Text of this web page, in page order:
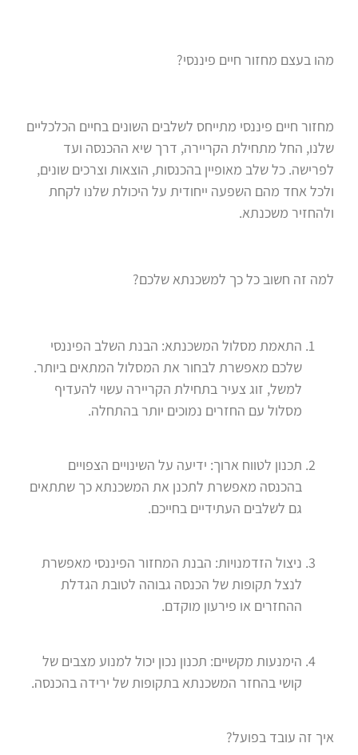
מהו בעצם מחזור חיים פיננסי?
מחזור חיים פיננסי מתייחס לשלבים השונים בחיים הכלכליים
שלנו, החל מתחילת הקריירה, דרך שיא ההכנסה ועד
לפרישה. כל שלב מאופיין בהכנסות, הוצאות וצרכים שונים,
ולכל אחד מהם השפעה ייחודית על היכולת שלנו לקחת
ולהחזיר משכנתא.
למה זה חשוב כל כך למשכנתא שלכם?
התאמת מסלול המשכנתא: הבנת השלב הפיננסי
שלכם מאפשרת לבחור את המסלול המתאים ביותר.
למשל, זוג צעיר בתחילת הקריירה עשוי להעדיף
מסלול עם החזרים נמוכים יותר בהתחלה.
תכנון לטווח ארוך: ידיעה על השינויים הצפויים
בהכנסה מאפשרת לתכנן את המשכנתא כך שתתאים
גם לשלבים העתידיים בחייכם.
ניצול הזדמנויות: הבנת המחזור הפיננסי מאפשרת
לנצל תקופות של הכנסה גבוהה לטובת הגדלת
ההחזרים או פירעון מוקדם.
הימנעות מקשיים: תכנון נכון יכול למנוע מצבים של
קושי בהחזר המשכנתא בתקופות של ירידה בהכנסה.
איך זה עובד בפועל?